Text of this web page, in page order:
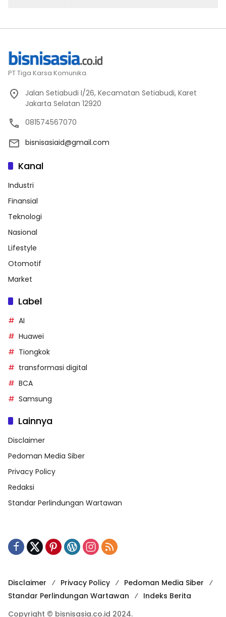
PT Tiga Karsa Komunika.
Jalan Setiabudi I/26, Kecamatan Setiabudi, Karet
Jakarta Selatan 12920
081574567070
bisnisasiaid@gmail.com
Kanal
Industri
Finansial
Teknologi
Nasional
Lifestyle
Otomotif
Market
Label
AI
Huawei
Tiongkok
transformasi digital
BCA
Samsung
Lainnya
Disclaimer
Pedoman Media Siber
Privacy Policy
Redaksi
Standar Perlindungan Wartawan
Disclaimer Privacy Policy
Pedoman Media Siber
Standar Perlindungan Wartawan
Indeks Berita
Copyright © bisnisasia.co.id 2024.